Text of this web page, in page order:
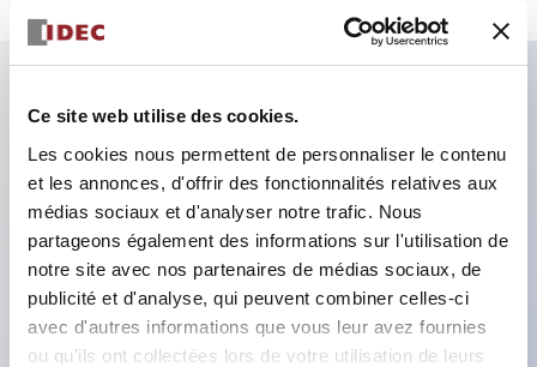
Ce site web utilise des cookies.
Les cookies nous permettent de personnaliser le contenu
et les annonces, d'offrir des fonctionnalités relatives aux
médias sociaux et d'analyser notre trafic. Nous
partageons également des informations sur l'utilisation de
notre site avec nos partenaires de médias sociaux, de
publicité et d'analyse, qui peuvent combiner celles-ci
avec d'autres informations que vous leur avez fournies
ou qu'ils ont collectées lors de votre utilisation de leurs
Caractéristiques clés
Interrupteur à 3 positions : 2 contacts,
Interrupteur de surveillance : 1NF, gaine en
caoutchouc gris NBR/PVC Polyblend, connecteur
interne